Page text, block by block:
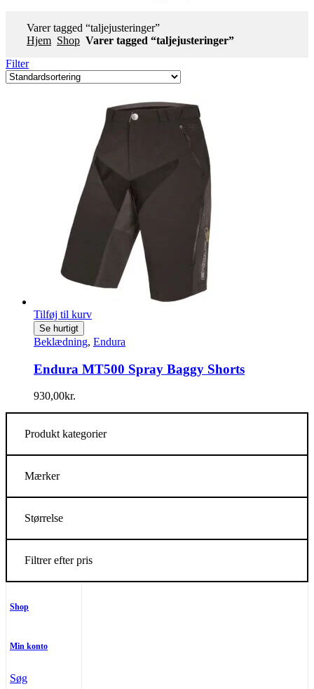
Varer tagged “taljejusteringer”
Hjem Shop Varer tagged “taljejusteringer”
Filter
Tilføj til kurv
Se hurtigt
Beklædning, Endura
Endura MT500 Spray Baggy Shorts
930,00kr.
Produkt kategorier
Mærker
Størrelse
Filtrer efter pris
Shop
Min konto
Søg